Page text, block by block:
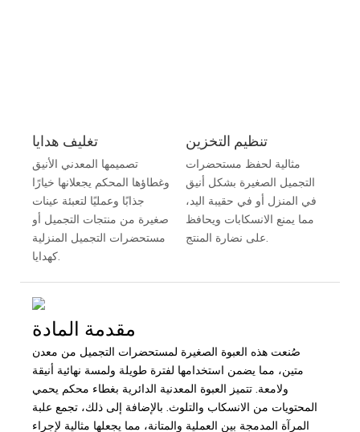
تغليف هدايا
تصميمها المعدني الأنيق
وغطاؤها المحكم يجعلانها خيارًا
جذابًا وعمليًا لتعبئة عينات
صغيرة من منتجات التجميل أو
مستحضرات التجميل المنزلية
كهدايا.
تنظيم التخزين
مثالية لحفظ مستحضرات
التجميل الصغيرة بشكل أنيق
في المنزل أو في حقيبة اليد،
مما يمنع الانسكابات ويحافظ
على نضارة المنتج.
مقدمة المادة
صُنعت هذه العبوة الصغيرة لمستحضرات التجميل من معدن
متين، مما يضمن استخدامها لفترة طويلة ولمسة نهائية أنيقة
ولامعة. تتميز العبوة المعدنية الدائرية بغطاء محكم يحمي
المحتويات من الانسكاب والتلوث. بالإضافة إلى ذلك، تجمع علبة
المرآة المدمجة بين العملية والمتانة، مما يجعلها مثالية لإجراء